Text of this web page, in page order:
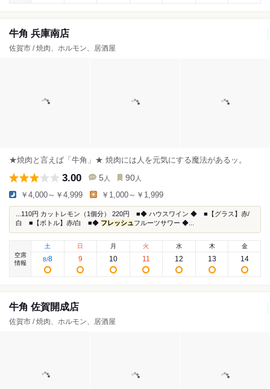
牛角 兵庫南店
佐賀市 / 焼肉、ホルモン、居酒屋
★焼肉と言えば「牛角」★ 焼肉には人を元気にする魔法があるッ。
3.00 5 人 90 人
￥4,000～￥4,999 ￥1,000～￥1,999
...110円 カットレモン（1個分） 220円 ■◆ ハウスワイン ◆ ■【グラス】赤/
白 ■【ボトル】赤/白 ■◆ フレッシュ フルーツサワー ◆...
空席
情報
土
8/8
日
9
月
10
火
11
水
12
木
13
金
14
牛角 佐賀開成店
佐賀市 / 焼肉、ホルモン、居酒屋